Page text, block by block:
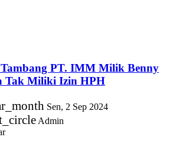
Tambang PT. IMM Milik Benny
Tak Miliki Izin HPH
Sen, 2 Sep 2024
Admin